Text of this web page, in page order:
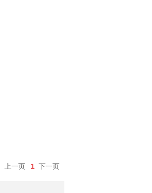
上一页 1 下一页